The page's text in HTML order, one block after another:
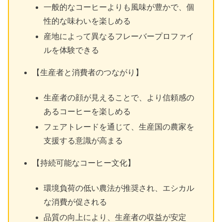
一般的なコーヒーよりも風味が豊かで、個
性的な味わいを楽しめる
産地によって異なるフレーバープロファイ
ルを体験できる
【生産者と消費者のつながり】
生産者の顔が見えることで、より信頼感の
あるコーヒーを楽しめる
フェアトレードを通じて、生産国の農家を
支援する意識が高まる
【持続可能なコーヒー文化】
環境負荷の低い農法が推奨され、エシカル
な消費が促される
品質の向上により、生産者の収益が安定